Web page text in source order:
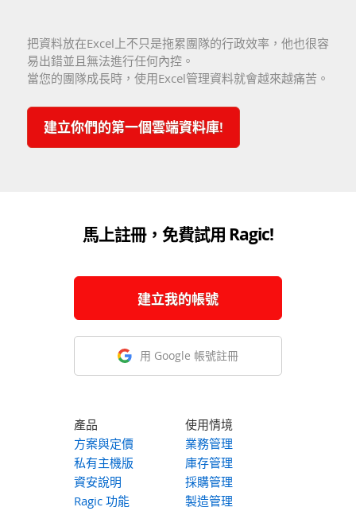
把資料放在Excel上不只是拖累團隊的行政效率，他也很容
易出錯並且無法進行任何內控。
當您的團隊成長時，使用Excel管理資料就會越來越痛苦。
建立你們的第一個雲端資料庫!
馬上註冊，免費試用 Ragic!
建立我的帳號
用 Google 帳號註冊
產品
方案與定價
私有主機版
資安說明
Ragic 功能
使用情境
業務管理
庫存管理
採購管理
製造管理